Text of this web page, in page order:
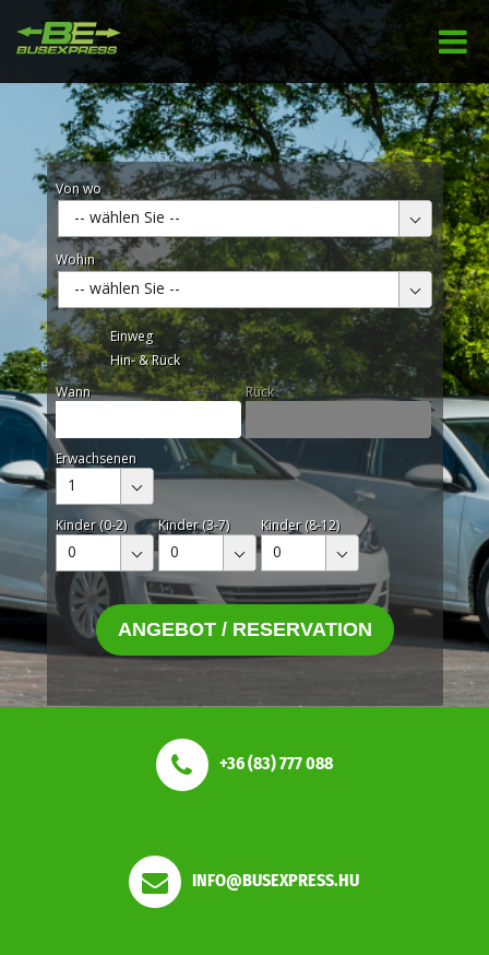
Von wo
-- wählen Sie --
Wohin
-- wählen Sie --
Einweg
Hin- & Rück
Wann
Rück
Erwachsenen
1
Kinder (0-2)
0
Kinder (3-7)
0
Kinder (8-12)
0
ANGEBOT / RESERVATION
+36 (83) 777 088
INFO@BUSEXPRESS.HU